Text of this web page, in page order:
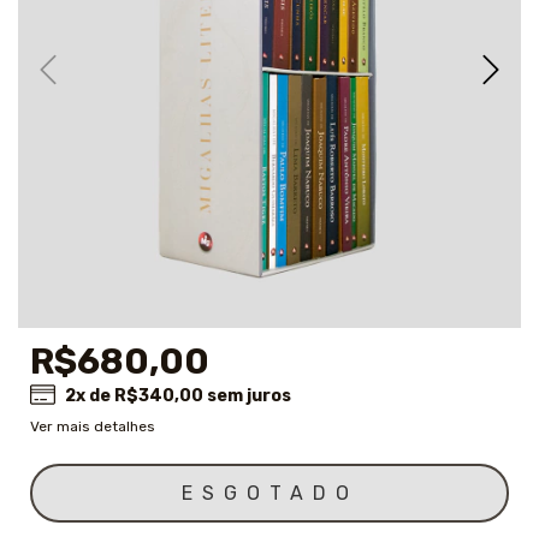
R$680,00
2x de R$340,00 sem juros
Ver mais detalhes